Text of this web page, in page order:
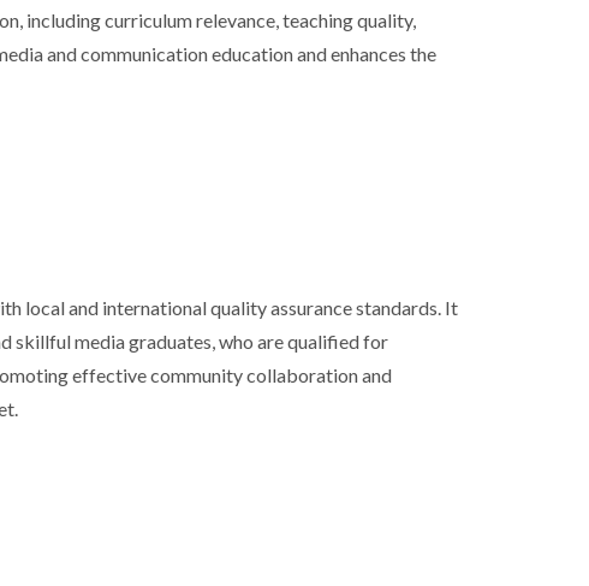
including curriculum relevance, teaching quality,
and communication education and enhances the
local and international quality assurance standards. It
skillful media graduates, who are qualified for
effective community collaboration and